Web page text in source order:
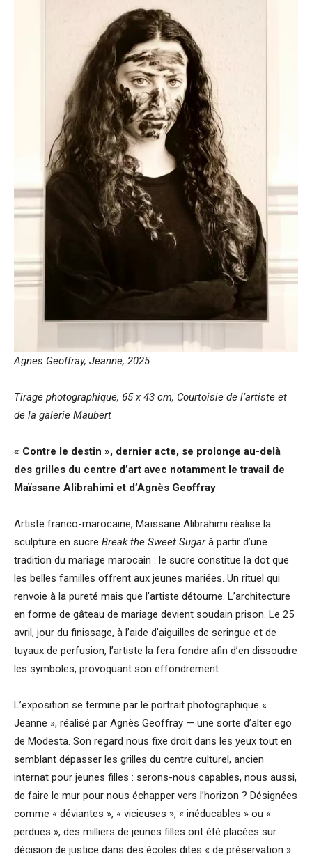
Agnes Geoffray, Jeanne, 2025
Tirage photographique, 65 x 43 cm, Courtoisie de l’artiste et
de la galerie Maubert
« Contre le destin », dernier acte, se prolonge au-delà
des grilles du centre d’art avec notamment le travail de
Maïssane Alibrahimi et d’Agnès Geoffray
Artiste franco-marocaine, Maïssane Alibrahimi réalise la
sculpture en sucre Break the Sweet Sugarà partir d’une
tradition du mariage marocain : le sucre constitue la dot que
les belles familles offrent aux jeunes mariées. Un rituel qui
renvoie à la pureté mais que l’artiste détourne. L’architecture
en forme de gâteau de mariage devient soudain prison. Le 25
avril, jour du finissage, à l’aide d’aiguilles de seringue et de
tuyaux de perfusion, l’artiste la fera fondre afin d’en dissoudre
les symboles, provoquant son effondrement.
L’exposition se termine par le portrait photographique «
Jeanne », réalisé par Agnès Geoffray — une sorte d’alter ego
de Modesta. Son regard nous fixe droit dans les yeux tout en
semblant dépasser les grilles du centre culturel, ancien
internat pour jeunes filles : serons-nous capables, nous aussi,
de faire le mur pour nous échapper vers l’horizon ? Désignées
comme « déviantes », « vicieuses », « inéducables » ou «
perdues », des milliers de jeunes filles ont été placées sur
décision de justice dans des écoles dites « de préservation ».